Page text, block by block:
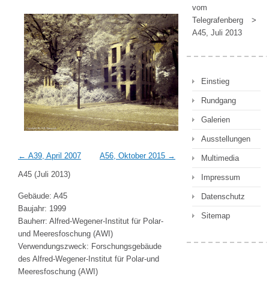
A39, April 2007 A56, Oktober 2015
A45 (Juli 2013)
Gebäude: A45
Baujahr: 1999
Bauherr: Alfred-Wegener-Institut für Polar-
und Meeresfoschung (AWI)
Verwendungszweck: Forschungsgebäude
des Alfred-Wegener-Institut für Polar-und
Meeresfoschung (AWI)
vom
Telegrafenberg
>
A45, Juli 2013
Einstieg
Rundgang
Galerien
Ausstellungen
Multimedia
Impressum
Datenschutz
Sitemap